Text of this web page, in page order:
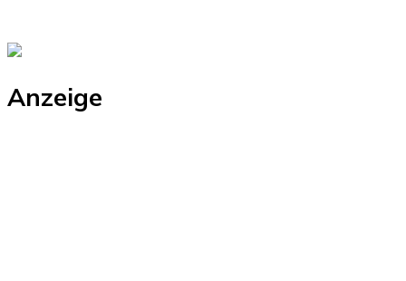
Anzeige